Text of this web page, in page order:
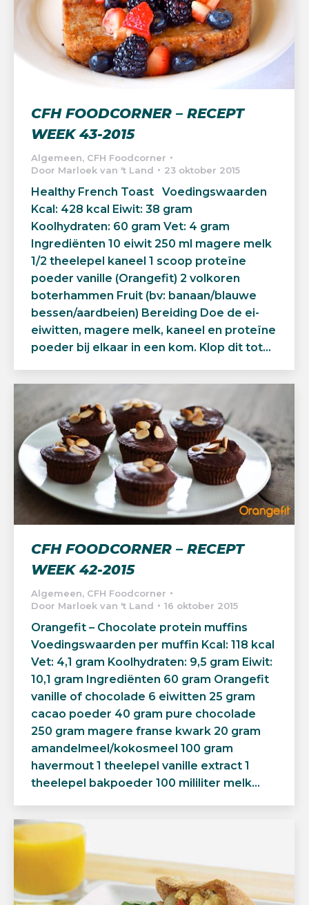
CFH FOODCORNER – RECEPT
WEEK 43-2015
Algemeen, CFH Foodcorner
Door Marloek van 't Land 23 oktober 2015
Healthy French Toast Voedingswaarden
Kcal: 428 kcal Eiwit: 38 gram
Koolhydraten: 60 gram Vet: 4 gram
Ingrediënten 10 eiwit 250 ml magere melk
1/2 theelepel kaneel 1 scoop proteïne
poeder vanille (Orangefit) 2 volkoren
boterhammen Fruit (bv: banaan/blauwe
bessen/aardbeien) Bereiding Doe de ei-
eiwitten, magere melk, kaneel en proteïne
poeder bij elkaar in een kom. Klop dit tot…
CFH FOODCORNER – RECEPT
WEEK 42-2015
Algemeen, CFH Foodcorner
Door Marloek van 't Land 16 oktober 2015
Orangefit – Chocolate protein muffins
Voedingswaarden per muffin Kcal: 118 kcal
Vet: 4,1 gram Koolhydraten: 9,5 gram Eiwit:
10,1 gram Ingrediënten 60 gram Orangefit
vanille of chocolade 6 eiwitten 25 gram
cacao poeder 40 gram pure chocolade
250 gram magere franse kwark 20 gram
amandelmeel/kokosmeel 100 gram
havermout 1 theelepel vanille extract 1
theelepel bakpoeder 100 mililiter melk…